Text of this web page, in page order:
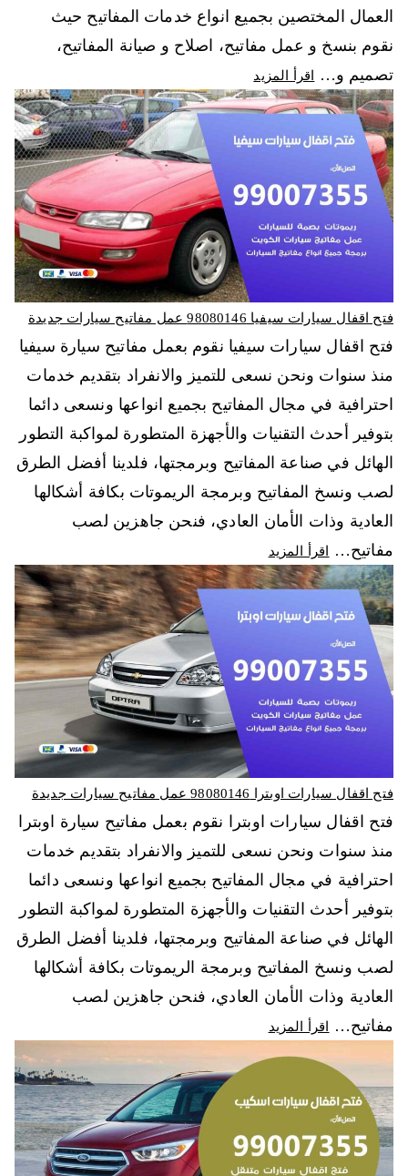
العمال المختصين بجميع انواع خدمات المفاتيح حيث
نقوم بنسخ و عمل مفاتيح، اصلاح و صيانة المفاتيح،
تصميم و…
اقرأ المزيد
فتح اقفال سيارات سيفيا 98080146‬ عمل مفاتيح سيارات جديدة
فتح اقفال سيارات سيفيا نقوم بعمل مفاتيح سيارة سيفيا
منذ سنوات ونحن نسعى للتميز والانفراد بتقديم خدمات
احترافية في مجال المفاتيح بجميع انواعها ونسعى دائما
بتوفير أحدث التقنيات والأجهزة المتطورة لمواكبة التطور
الهائل في صناعة المفاتيح وبرمجتها، فلدينا أفضل الطرق
لصب ونسخ المفاتيح وبرمجة الريموتات بكافة أشكالها
العادية وذات الأمان العادي، فنحن جاهزين لصب
مفاتيح…
اقرأ المزيد
فتح اقفال سيارات اوبترا 98080146‬ عمل مفاتيح سيارات جديدة
فتح اقفال سيارات اوبترا نقوم بعمل مفاتيح سيارة اوبترا
منذ سنوات ونحن نسعى للتميز والانفراد بتقديم خدمات
احترافية في مجال المفاتيح بجميع انواعها ونسعى دائما
بتوفير أحدث التقنيات والأجهزة المتطورة لمواكبة التطور
الهائل في صناعة المفاتيح وبرمجتها، فلدينا أفضل الطرق
لصب ونسخ المفاتيح وبرمجة الريموتات بكافة أشكالها
العادية وذات الأمان العادي، فنحن جاهزين لصب
مفاتيح…
اقرأ المزيد